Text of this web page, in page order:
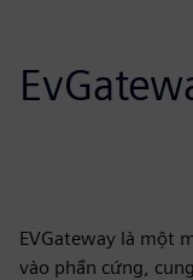
EVGateway là một
vào phần cứng,